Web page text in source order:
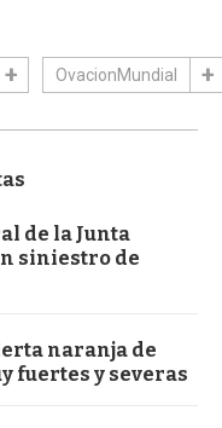
OvacionMundial
de la Junta
siniestro de
naranja de
fuertes y severas